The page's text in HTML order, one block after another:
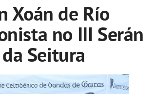
Xoán de Río
no III Serán
da Seitura